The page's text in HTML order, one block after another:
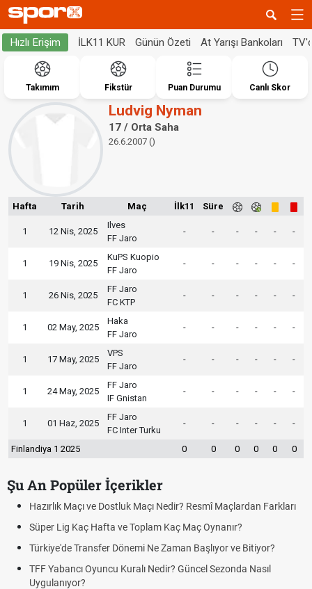
Hızlı Erişim İLK11 KUR Günün Özeti At Yarışı Bankoları
Takımım Fikstür Puan Durumu Canlı Skor
Ludvig Nyman
17 / Orta Saha
26.6.2007 ()
Hafta Tarih Maç İlk11 Süre
1 12 Nis, 2025
Ilves
FF Jaro
- - - - - -
1 19 Nis, 2025
KuPS Kuopio
FF Jaro
- - - - - -
1 26 Nis, 2025
FF Jaro
FC KTP
- - - - - -
1 02 May, 2025
Haka
FF Jaro
- - - - - -
1 17 May, 2025
VPS
FF Jaro
- - - - - -
1 24 May, 2025
FF Jaro
IF Gnistan
- - - - - -
1 01 Haz, 2025
FF Jaro
FC Inter Turku
- - - - - -
Finlandiya 1 2025 0 0 0 0 0 0
Şu An Popüler İçerikler
Hazırlık Maçı ve Dostluk Maçı Nedir? Resmî Maçlardan Farkları
Süper Lig Kaç Hafta ve Toplam Kaç Maç Oynanır?
Türkiye'de Transfer Dönemi Ne Zaman Başlıyor ve Bitiyor?
TFF Yabancı Oyuncu Kuralı Nedir? Güncel Sezonda Nasıl
Uygulanıyor?